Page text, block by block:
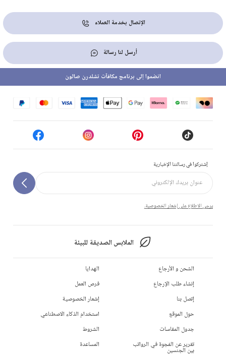
الإتصال بخدمة العملاء
أرسل لنا رسالة
إشتركوا في رسالتنا الإخبارية
يرجى الاطلاع على إشعار الخصوصية.
الملابس الصديقة للبيئة
انضموا إلى برنامج مكافآت تشلدرن صالون
الشحن و الأرجاع
إنشاء طلب الإرجاع
إتصل بنا
حول الموقع
جدول المقاسات
تقرير عن الفجوة في الرواتب
بين الجنسين
الهدايا
فرص العمل
إشعار الخصوصية
استخدام الذكاء الاصطناعي
الشروط
المساعدة